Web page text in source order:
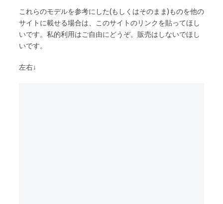
これらのモデルを参考にした(もしくはそのまま)ものを他の
サイトに載せる場合は、このサイトのリンクを貼ってほし
いです。私的利用はご自由にどうぞ。販売はしないでほし
いです。
左右↓